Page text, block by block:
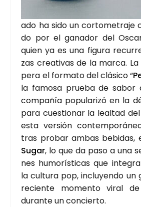
a­do ha sido un cor­to­me­tra­je
do por el gana­dor del
quien ya es una figu­ra
zas crea­ti­vas de la mar­ca.
pe­ra el for­ma­to del clá­si­co “
la famo­sa prue­ba de sabor
com­pa­ñía popu­la­ri­zó en la
para cues­tio­nar la leal­tad del
esta ver­sión
tras pro­bar ambas bebi­das,
Sugar, lo que da paso a una
nes humo­rís­ti­cas que
la cul­tu­ra pop, inclu­yen­do un
recien­te momen­to viral
duran­te un con­cier­to.